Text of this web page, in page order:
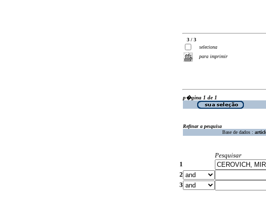
3 / 3
seleciona
para imprimir
p�gina 1 de 1
Refinar a pesquisa
Base de dados :
Pesquisar
1
2
3